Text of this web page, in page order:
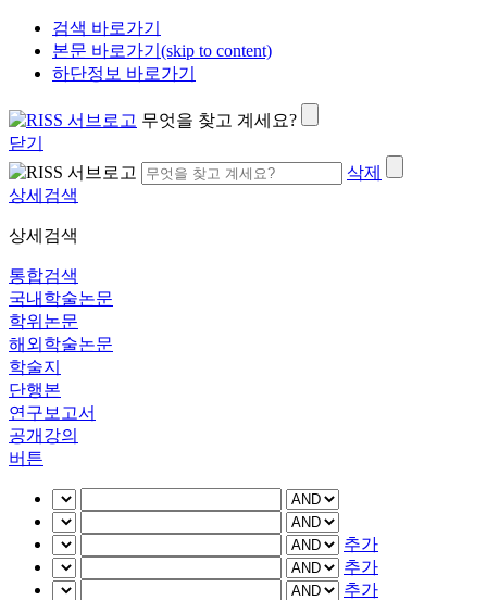
검색 바로가기
본문 바로가기(skip to content)
하단정보 바로가기
무엇을 찾고 계세요?
닫기
삭제
상세검색
상세검색
통합검색
국내학술논문
학위논문
해외학술논문
학술지
단행본
연구보고서
공개강의
버튼
추가
추가
추가